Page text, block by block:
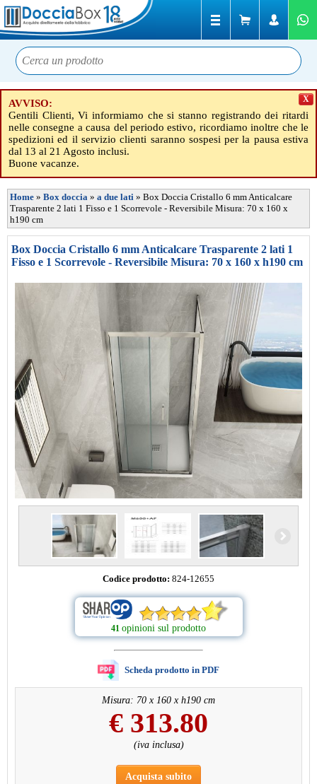
AVVISO:
Gentili Clienti, Vi informiamo che si stanno registrando dei ritardi
nelle consegne a causa del periodo estivo, ricordiamo inoltre che le
spedizioni ed il servizio clienti saranno sospesi per la pausa estiva
dal 13 al 21 Agosto inclusi.
Buone vacanze.
X
Home » Box doccia » a due lati » Box Doccia Cristallo 6 mm Anticalcare
Trasparente 2 lati 1 Fisso e 1 Scorrevole - Reversibile Misura: 70 x 160 x
h190 cm
Box Doccia Cristallo 6 mm Anticalcare Trasparente 2 lati 1
Fisso e 1 Scorrevole - Reversibile Misura: 70 x 160 x h190 cm
Codice prodotto: 824-12655
41 opinioni sul prodotto
Scheda prodotto in PDF
Misura: 70 x 160 x h190 cm
€ 313.80
(iva inclusa)
Acquista subito